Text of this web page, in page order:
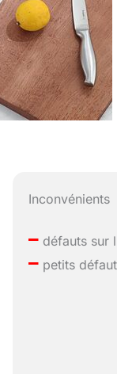
Inconvénients
– défauts sur
– petits